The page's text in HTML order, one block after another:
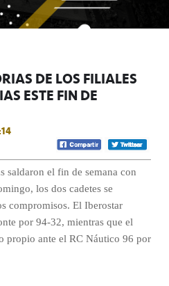
DE LOS FILIALES
ESTE FIN DE
saldaron el fin de semana con
los dos cadetes se
compromisos. El Iberostar
por 94-32, mientras que el
propio ante el RC Náutico 96 por